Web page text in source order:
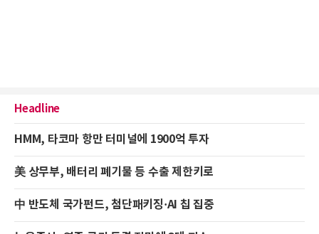
Headline
HMM, 타코마 항만 터미널에 1900억 투자
美 상무부, 배터리 폐기물 등 수출 제한키로
中 반도체 국가펀드, 첨단패키징·AI 칩 집중